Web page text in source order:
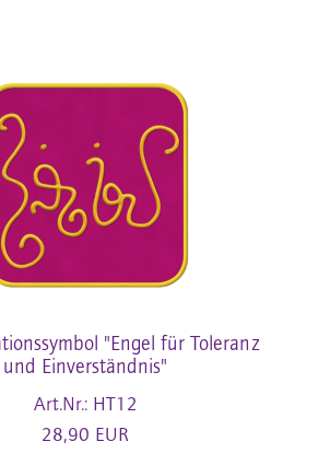
"Engel für Toleranz
und Einverständnis"
Art.Nr.: HT12
28,90 EUR